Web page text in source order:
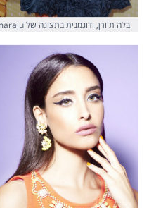
בלה ת'ורן, ודוגמנית בתצוגה של Roopa Pemmaraju | צילום: גטי אימג'ס